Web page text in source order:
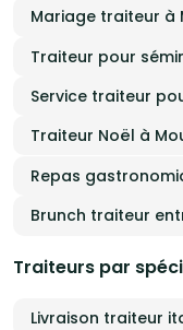
Mariage traiteur à
Traiteur pour
Traiteur Noël à
Repas
Brunch traiteur
Traiteurs par
Livraison traiteur